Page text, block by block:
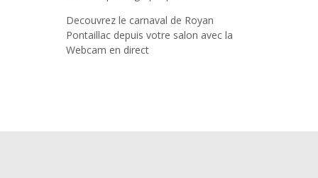
Decouvrez le carnaval de Royan
Pontaillac depuis votre salon avec la
Webcam en direct